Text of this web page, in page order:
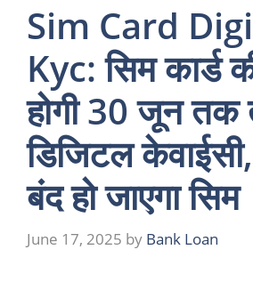
Sim Card
Kyc: सिम कार्ड
होगी 30 जून
डिजिटल
बंद हो जाएगा सिम
June 17, 2025 by Bank Loan